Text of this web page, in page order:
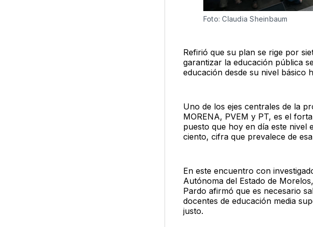
Foto: Claudia Sheinbaum
Refirió que su plan se rige por
garantizar la educación pública
educación desde su nivel básico
Uno de los ejes centrales de la
MORENA, PVEM y PT, es el
puesto que hoy en día este
ciento, cifra que prevalece de
En este encuentro con
Autónoma del Estado de
Pardo afirmó que es necesario
docentes de educación media
justo.